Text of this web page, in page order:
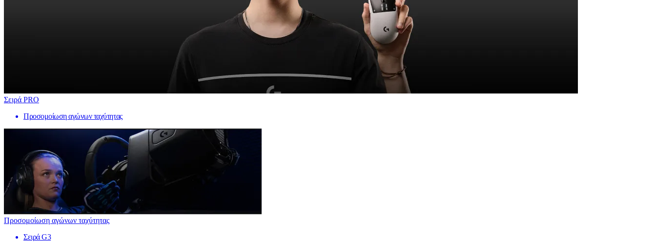
Σειρά PRO
Προσομοίωση αγώνων ταχύτητας
Προσομοίωση αγώνων ταχύτητας
Σειρά G3